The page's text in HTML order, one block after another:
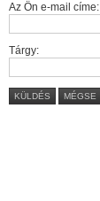
Az Ön e-mail címe:
Tárgy:
KÜLDÉS MÉGSE